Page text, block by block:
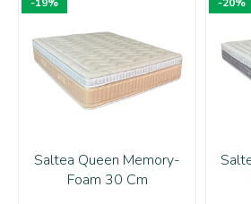
Saltea Queen Memory-
Foam 30 Cm